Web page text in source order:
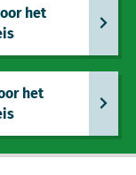
het
het